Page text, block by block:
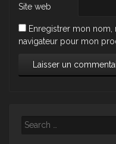
Site web
Enregistrer mon
navigateur pour mon
Search